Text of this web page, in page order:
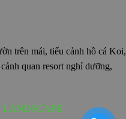
trên mái, tiểu cảnh hồ cá Koi,
quan resort nghỉ dưỡng,